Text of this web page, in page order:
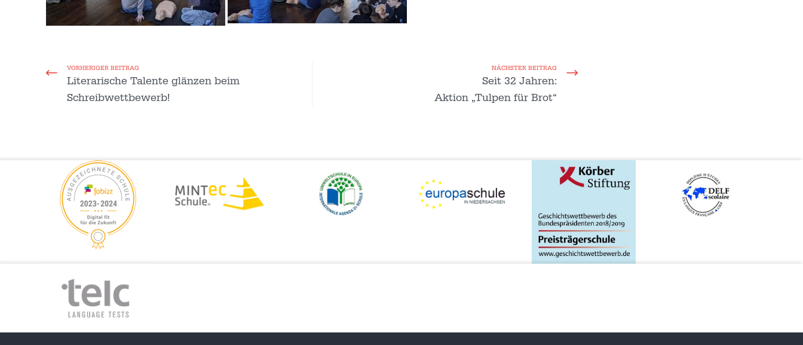
VORHERIGER BEITRAG
Literarische Talente glänzen beim
Schreibwettbewerb!
NÄCHSTER BEITRAG
Seit 32 Jahren:
Aktion „Tulpen für Brot“